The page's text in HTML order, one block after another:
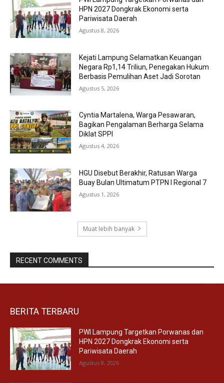
HPN 2027 Dongkrak Ekonomi serta
Pariwisata Daerah
Agustus 8, 2026
Kejati Lampung Selamatkan Keuangan
Negara Rp1,14 Triliun, Penegakan Hukum
Berbasis Pemulihan Aset Jadi Sorotan
Agustus 5, 2026
Cyntia Martalena, Warga Pesawaran,
Bagikan Pengalaman Berharga Selama
Diklat SPPI
Agustus 4, 2026
HGU Disebut Berakhir, Ratusan Warga
Buay Bulan Ultimatum PTPN I Regional 7
Agustus 1, 2026
Muat lebih banyak
RECENT COMMENTS
BERITA TERBARU
PWI Lampung Targetkan Porwanas dan
HPN 2027 Dongkrak Ekonomi serta
Pariwisata Daerah
Agustus 8, 2026